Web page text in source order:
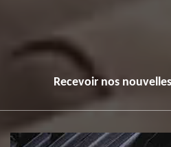
Recevoir nos